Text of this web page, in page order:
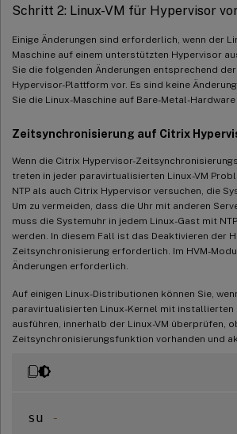
Schritt 2: Linux-VM für Hypervisor
Einige Änderungen sind erforderlich, wenn der
Maschine auf einem unterstützten Hypervisor
Sie die folgenden Änderungen entsprechend
Hypervisor-Plattform vor. Es sind keine
Sie die Linux-Maschine auf Bare-Metal-Hardware
Zeitsynchronisierung auf Citrix
Wenn die Citrix Hypervisor-
treten in jeder paravirtualisierten Linux-VM
NTP als auch Citrix Hypervisor versuchen, die
Um zu vermeiden, dass die Uhr mit anderen
muss die Systemuhr in jedem Linux-Gast mit
werden. In diesem Fall ist das Deaktivieren der
Zeitsynchronisierung erforderlich. Im HVM-
Änderungen erforderlich.
Auf einigen Linux-Distributionen können Sie,
paravirtualisierten Linux-Kernel mit installierten
ausführen, innerhalb der Linux-VM überprüfen,
Zeitsynchronisierungsfunktion vorhanden und
su -